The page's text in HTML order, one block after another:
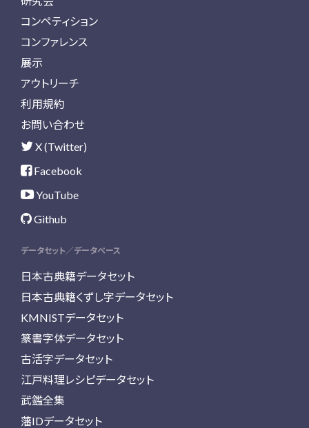
コンペティション
コンファレンス
展示
アウトリーチ
利用規約
お問い合わせ
X (Twitter)
Facebook
YouTube
Github
データセット／データベース
日本古典籍データセット
日本古典籍くずし字データセット
KMNISTデータセット
篆書字体データセット
古活字データセット
江戸料理レシピデータセット
武鑑全集
藩IDデータセット